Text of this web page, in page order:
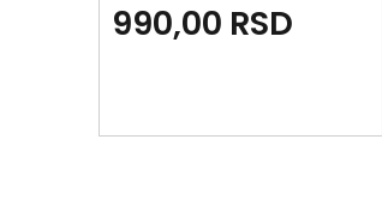
990,00 RSD